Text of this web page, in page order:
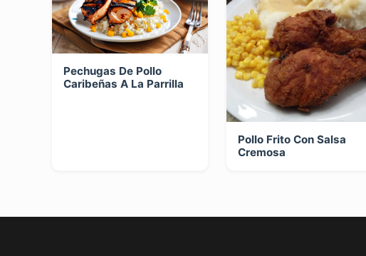
Pechugas De Pollo
Caribeñas A La Parrilla
Pollo Frito Con Salsa
Cremosa